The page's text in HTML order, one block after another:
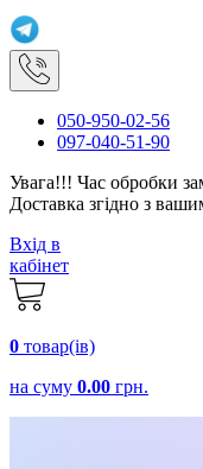
050-950-02-56
097-040-51-90
Увага!!! Час обробки
Доставка згідно з
Вхід в
кабінет
0 товар(ів)
на суму 0.00 грн.